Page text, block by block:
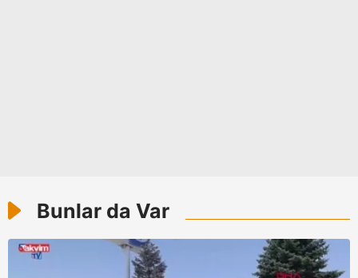
Çerezlere ilişkin tercihlerinizi aşağıda yer alan panel
için Ayarlar butonuna tıklayabilir,
Çerez Bilgilendirme
Metnimizi
ziyaret edebilirsiniz.
Bunlar da Var